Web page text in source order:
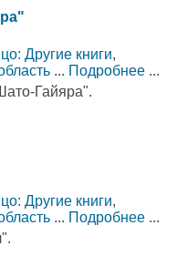
Другие книги,
... Подробнее ...
Гайяра".
Другие книги,
... Подробнее ...